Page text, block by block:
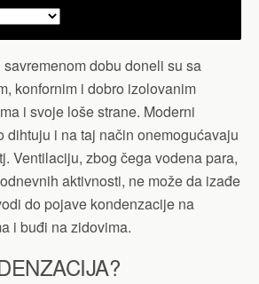
dobu doneli su sa
konfornim i dobro izolovanim
i svoje loše strane. Moderni
dihtuju i na taj način onemogućavaju
Ventilaciju, zbog čega vodena para,
aktivnosti, ne može da izađe
do pojave kondenzacije na
i buđi na zidovima.